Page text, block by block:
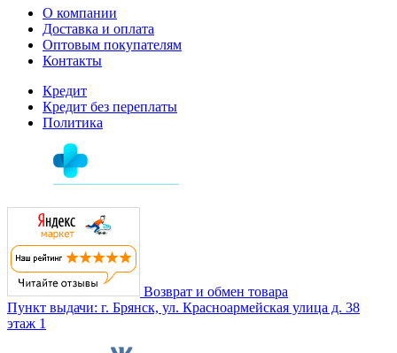
О компании
Доставка и оплата
Оптовым покупателям
Контакты
Кредит
Кредит без переплаты
Политика
Возврат и обмен товара
Пункт выдачи: г. Брянск, ул. Красноармейская улица д. 38
этаж 1